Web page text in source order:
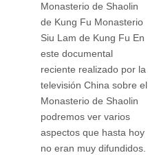
Monasterio de Shaolin
de Kung Fu Monasterio
Siu Lam de Kung Fu En
este documental
reciente realizado por la
televisión China sobre el
Monasterio de Shaolin
podremos ver varios
aspectos que hasta hoy
no eran muy difundidos.